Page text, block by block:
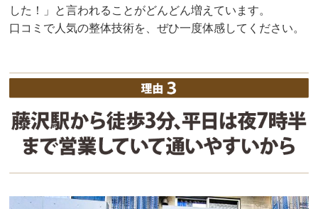
した！」と言われることがどんどん増えています。
口コミで人気の整体技術を、ぜひ一度体感してください。